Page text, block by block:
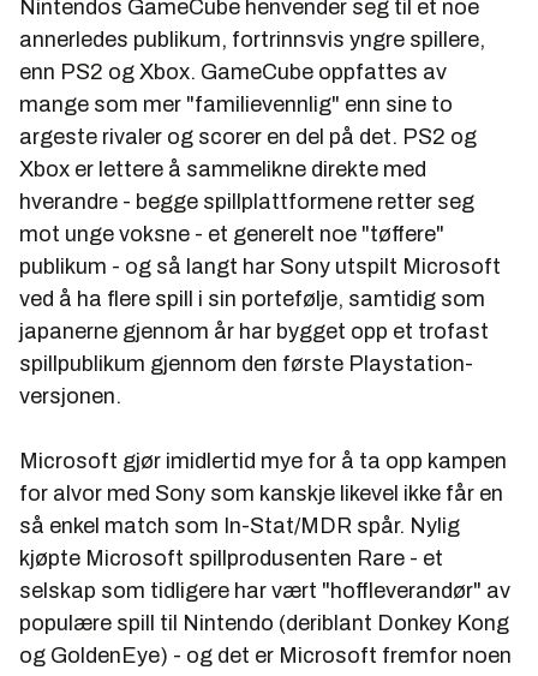
Nintendos GameCube henvender seg til et noe
annerledes publikum, fortrinnsvis yngre spillere,
enn PS2 og Xbox. GameCube oppfattes av
mange som mer "familievennlig" enn sine to
argeste rivaler og scorer en del på det. PS2 og
Xbox er lettere å sammelikne direkte med
hverandre - begge spillplattformene retter seg
mot unge voksne - et generelt noe "tøffere"
publikum - og så langt har Sony utspilt Microsoft
ved å ha flere spill i sin portefølje, samtidig som
japanerne gjennom år har bygget opp et trofast
spillpublikum gjennom den første Playstation-
versjonen.
Microsoft gjør imidlertid mye for å ta opp kampen
for alvor med Sony som kanskje likevel ikke får en
så enkel match som In-Stat/MDR spår. Nylig
kjøpte Microsoft spillprodusenten Rare - et
selskap som tidligere har vært "hoffleverandør" av
populære spill til Nintendo (deriblant Donkey Kong
og GoldenEye) - og det er Microsoft fremfor noen